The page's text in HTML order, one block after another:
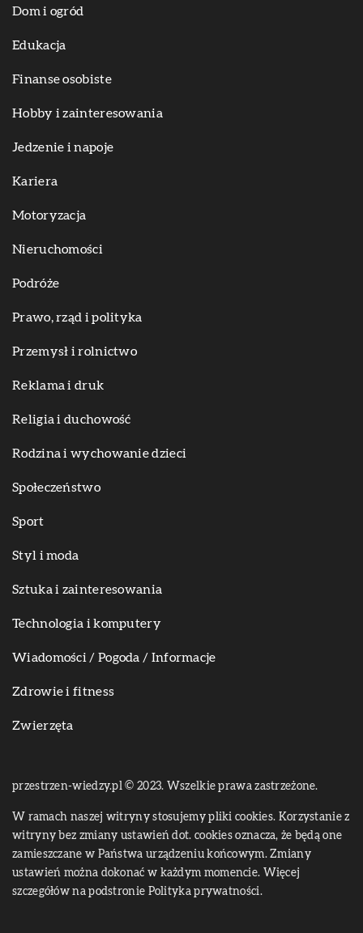
Dom i ogród
Edukacja
Finanse osobiste
Hobby i zainteresowania
Jedzenie i napoje
Kariera
Motoryzacja
Nieruchomości
Podróże
Prawo, rząd i polityka
Przemysł i rolnictwo
Reklama i druk
Religia i duchowość
Rodzina i wychowanie dzieci
Społeczeństwo
Sport
Styl i moda
Sztuka i zainteresowania
Technologia i komputery
Wiadomości / Pogoda / Informacje
Zdrowie i fitness
Zwierzęta
przestrzen-wiedzy.pl © 2023. Wszelkie prawa zastrzeżone.
W ramach naszej witryny stosujemy pliki cookies. Korzystanie z
witryny bez zmiany ustawień dot. cookies oznacza, że będą one
zamieszczane w Państwa urządzeniu końcowym. Zmiany
ustawień można dokonać w każdym momencie. Więcej
szczegółów na podstronie Polityka prywatności.